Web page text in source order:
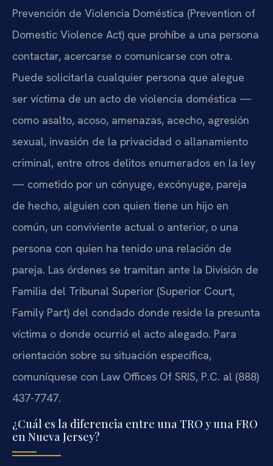
Prevención de Violencia Doméstica (Prevention of
Domestic Violence Act) que prohíbe a una persona
contactar, acercarse o comunicarse con otra.
Puede solicitarla cualquier persona que alegue
ser víctima de un acto de violencia doméstica —
como asalto, acoso, amenazas, acecho, agresión
sexual, invasión de la privacidad o allanamiento
criminal, entre otros delitos enumerados en la ley
— cometido por un cónyuge, excónyuge, pareja
de hecho, alguien con quien tiene un hijo en
común, un conviviente actual o anterior, o una
persona con quien ha tenido una relación de
pareja. Las órdenes se tramitan ante la División de
Familia del Tribunal Superior (Superior Court,
Family Part) del condado donde reside la presunta
víctima o donde ocurrió el acto alegado. Para
orientación sobre su situación específica,
comuníquese con Law Offices Of SRIS, P.C. al (888)
437-7747.
¿Cuál es la diferencia entre una TRO y una FRO
en Nueva Jersey?